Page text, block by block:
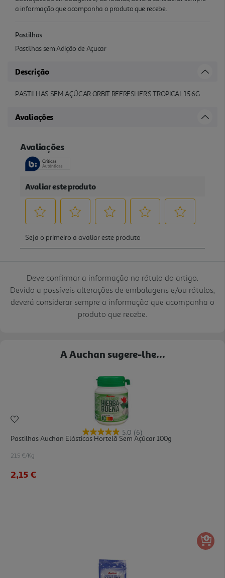
a informação que acompanha o produto que recebe.
Pastilhas
Pastilhas sem Adição de Açucar
Descrição
PASTILHAS SEM AÇÚCAR ORBIT REFRESHER'S TROPICAL 15.6G
Avaliações
Deve confirmar a informação no rótulo do artigo.
Devido a possíveis alterações de embalagens e/ou rótulos,
deverá considerar sempre a informação que acompanha o
produto que recebe.
A Auchan sugere-lhe...
5.0 (6)
Pastilhas Auchan Elásticas Hortelã Sem Açúcar 100g
21.5 €/Kg
2,15 €